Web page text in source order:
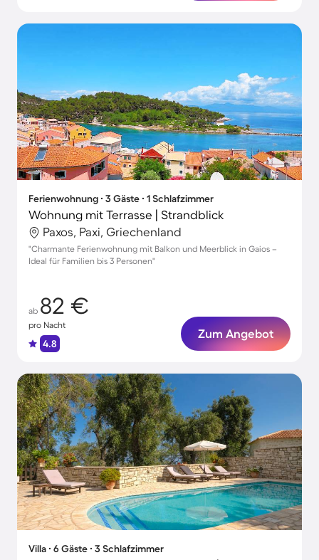
Ferienwohnung ∙ 3 Gäste ∙ 1 Schlafzimmer
Wohnung mit Terrasse | Strandblick
Paxos, Paxi, Griechenland
"Charmante Ferienwohnung mit Balkon und Meerblick in Gaios –
Ideal für Familien bis 3 Personen"
ab 82 €
pro Nacht
4.8
Zum Angebot
Villa ∙ 6 Gäste ∙ 3 Schlafzimmer